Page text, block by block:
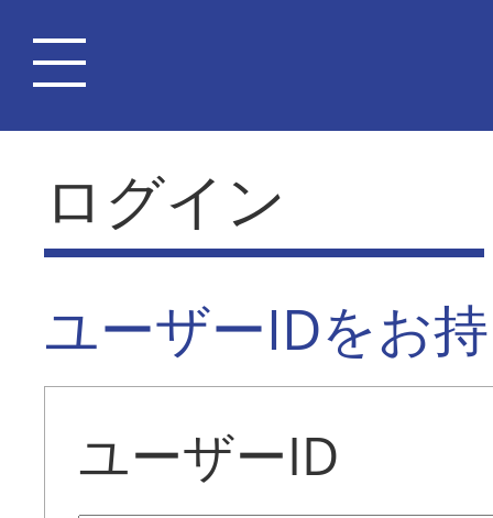
ログイン
ユーザーIDをお
ユーザーID